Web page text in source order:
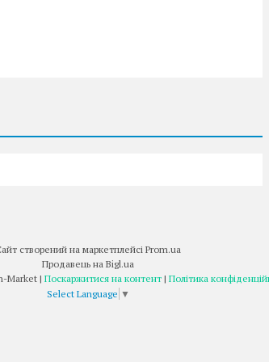
створений на маркетплейсі Prom.ua
Продавець на Bigl.ua
Інтернет-магазин Vitamin-Market | Поскаржитися на контент | Політика
Select Language ▼